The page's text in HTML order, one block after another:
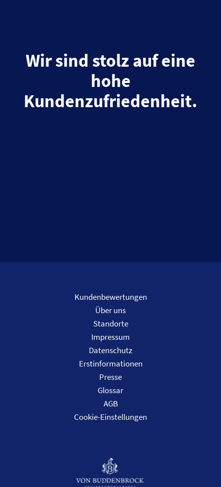
Wir sind stolz auf eine
hohe
Kundenzufriedenheit.
Kundenbewertungen
Über uns
Standorte
Impressum
Datenschutz
Erstinformationen
Presse
Glossar
AGB
Cookie-Einstellungen